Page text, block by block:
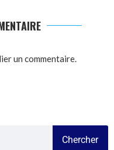
un commentaire.
Chercher